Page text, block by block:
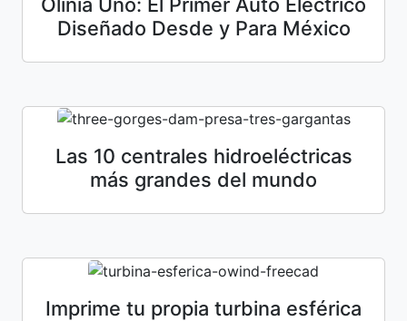
Diseñado Desde y Para México
Las 10 centrales hidroeléctricas
más grandes del mundo
Imprime tu propia turbina esférica